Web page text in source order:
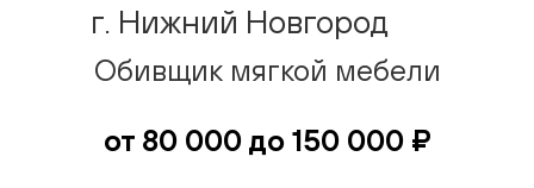
Проекты
Мебель для бизнеса
Обивщик мягкой мебели
г. Нижний Новгород
от 80 000 до 150 000 ₽